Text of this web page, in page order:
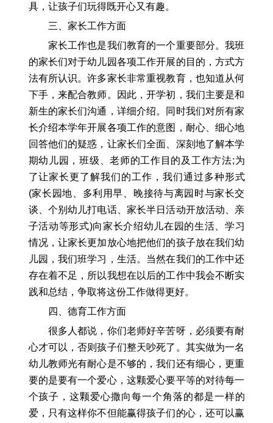
具，让孩子们玩得既开心又有趣。
三、家长工作方面
家长工作也是我们教育的一个重要部分。我班
的家长们对于幼儿园各项工作开展的目的，方式方
法有所认识。许多家长非常重视教育，也知道从何
下手，来配合教师。因此，开学初，我们主要是和
新生的家长们沟通，详细介绍。同时我们对所有家
长介绍本学年开展各项工作的意图，耐心、细心地
回答他们的疑惑，让家长们全面、深刻地了解本学
期幼儿园，班级、老师的工作目的及工作方法;为
了让家长更了解我们的工作，我们通过多种形式
(家长园地、多利用早、晚接待与离园时与家长交
谈、个别幼儿打电话、家长半日活动开放活动、亲
子活动等形式)向家长介绍幼儿在园的生活、学习
情况，让家长更加放心地把他们的孩子放在我们幼
儿园，我们班学习，生活。当然在我们的工作中还
存在着不足，所以我想在以后的工作中我会不断实
践和总结，争取将这份工作做得更好。
四、德育工作方面
很多人都说，你们老师好辛苦呀，必须要有耐
心才可以，否则孩子们整天吵死了。其实做为一名
幼儿教师光有耐心是不够的，我们还有细心，更重
要的是要有一个爱心，这颗爱心要平等的对待每一
个孩子，这颗爱心撒向每一个角落的都是一样的
爱，只有这样你不但能赢得孩子们的心，还可以赢